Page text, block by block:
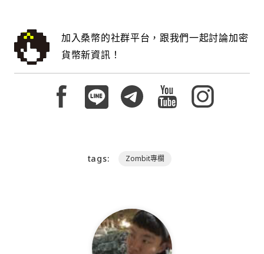
加入桑幣的社群平台，跟我們一起討論加密
貨幣新資訊！
tags: Zombit專欄